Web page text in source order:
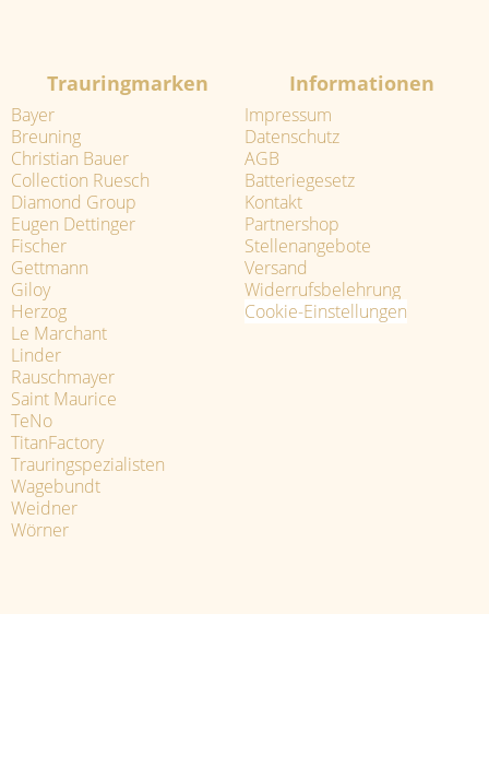
Trauringmarken
Bayer
Breuning
Christian Bauer
Collection Ruesch
Diamond Group
Eugen Dettinger
Fischer
Gettmann
Giloy
Herzog
Le Marchant
Linder
Rauschmayer
Saint Maurice
TeNo
TitanFactory
Trauringspezialisten
Wagebundt
Weidner
Wörner
Informationen
Impressum
Datenschutz
AGB
Batteriegesetz
Kontakt
Partnershop
Stellenangebote
Versand
Widerrufsbelehrung
Cookie-Einstellungen